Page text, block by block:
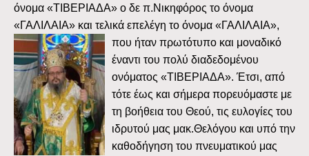
όνομα «ΤΙΒΕΡΙΑΔΑ» ο δε π.Νικηφόρος το όνομα
«ΓΑΛΙΛΑΙΑ» και τελικά επελέγη το όνομα «ΓΑΛΙΛΑΙΑ»,
που ήταν πρωτότυπο και μοναδικό
έναντι του πολύ διαδεδομένου
ονόματος «ΤΙΒΕΡΙΑΔΑ». Έτσι, από
τότε έως και σήμερα πορευόμαστε με
τη βοήθεια του Θεού, τις ευλογίες του
ιδρυτού μας μακ.Θελόγου και υπό την
καθοδήγηση του πνευματικού μας